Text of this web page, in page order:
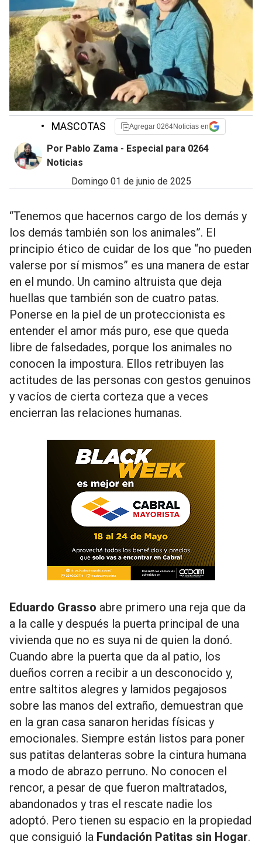
• MASCOTAS Agregar 0264Noticias en
Por Pablo Zama - Especial para 0264
Noticias
domingo 01 de junio de 2025
“Tenemos que hacernos cargo de los demás y
los demás también son los animales”. El
principio ético de cuidar de los que “no pueden
valerse por sí mismos” es una manera de estar
en el mundo. Un camino altruista que deja
huellas que también son de cuatro patas.
Ponerse en la piel de un proteccionista es
entender el amor más puro, ese que queda
libre de falsedades, porque los animales no
conocen la impostura. Ellos retribuyen las
actitudes de las personas con gestos genuinos
y vacíos de cierta corteza que a veces
encierran las relaciones humanas.
Eduardo Grasso abre primero una reja que da
a la calle y después la puerta principal de una
vivienda que no es suya ni de quien la donó.
Cuando abre la puerta que da al patio, los
dueños corren a recibir a un desconocido y,
entre saltitos alegres y lamidos pegajosos
sobre las manos del extraño, demuestran que
en la gran casa sanaron heridas físicas y
emocionales. Siempre están listos para poner
sus patitas delanteras sobre la cintura humana
a modo de abrazo perruno. No conocen el
rencor, a pesar de que fueron maltratados,
abandonados y tras el rescate nadie los
adoptó. Pero tienen su espacio en la propiedad
que consiguió la Fundación Patitas sin Hogar.